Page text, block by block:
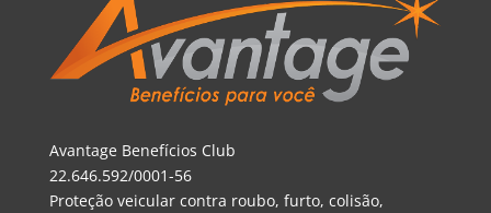
Avantage Benefícios Club
22.646.592/0001-56
Proteção veicular contra roubo, furto, colisão,